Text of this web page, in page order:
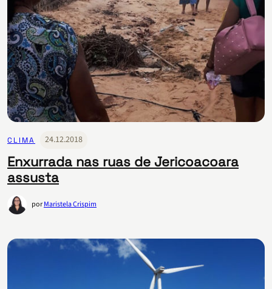
CLIMA 24.12.2018
Enxurrada nas ruas de Jericoacoara
assusta
porMaristela Crispim